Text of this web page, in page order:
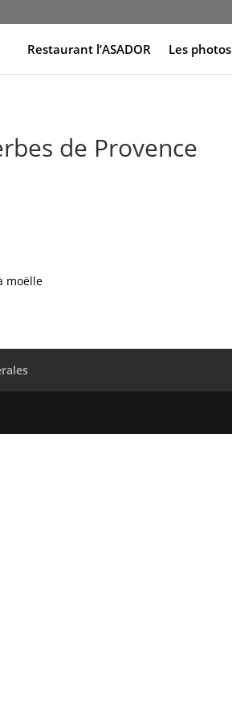
Restaurant l’ASADOR Les photos
de Provence
moëlle